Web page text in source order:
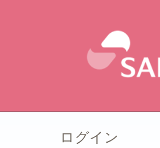
ログイン